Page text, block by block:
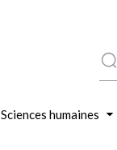
Sciences humaines